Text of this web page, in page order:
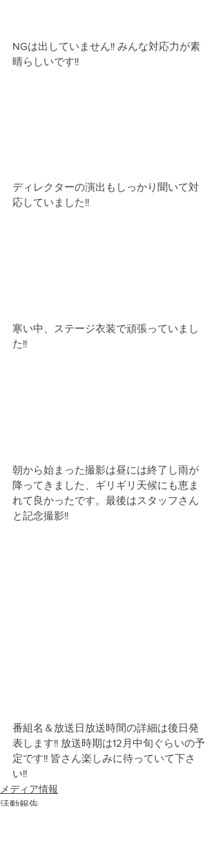
NGは出していません!! みんな対応力が素
晴らしいです!!
ディレクターの演出もしっかり聞いて対
応していました!!
寒い中、ステージ衣装で頑張っていまし
た!!
朝から始まった撮影は昼には終了し雨が
降ってきました、ギリギリ天候にも恵ま
れて良かったです。最後はスタッフさん
と記念撮影!!
番組名＆放送日放送時間の詳細は後日発
表します!! 放送時期は12月中旬ぐらいの予
定です!! 皆さん楽しみに待っていて下さ
い!!
メディア情報
活動報告